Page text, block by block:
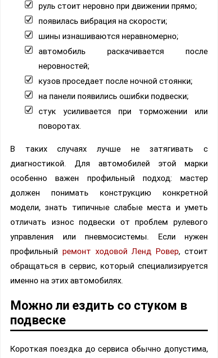
руль стоит неровно при движении прямо;
появилась вибрация на скорости;
шины изнашиваются неравномерно;
автомобиль раскачивается после
неровностей;
кузов проседает после ночной стоянки;
на панели появились ошибки подвески;
стук усиливается при торможении или
поворотах.
В таких случаях лучше не затягивать с
диагностикой. Для автомобилей этой марки
особенно важен профильный подход: мастер
должен понимать конструкцию конкретной
модели, знать типичные слабые места и уметь
отличать износ подвески от проблем рулевого
управления или пневмосистемы. Если нужен
профильный ремонт ходовой Ленд Ровер, стоит
обращаться в сервис, который специализируется
именно на этих автомобилях.
Можно ли ездить со стуком в
подвеске
Короткая поездка до сервиса обычно допустима,